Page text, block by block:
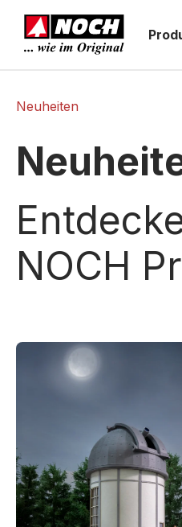
Zur
Neuheiten
NOCH